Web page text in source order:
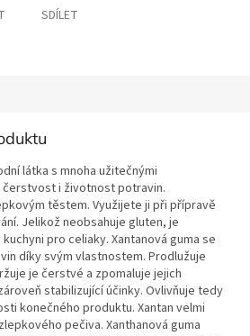
SDÍLET
látka s mnoha užitečnými
i životnost potravin.
těstem. Využijete ji při přípravě
Jelikož neobsahuje gluten, je
pro celiaky. Xantanová guma se
díky svým vlastnostem. Prodlužuje
je čerstvé a zpomaluje jejich
stabilizující účinky. Ovlivňuje tedy
konečného produktu. Xantan velmi
pečiva. Xanthanová guma